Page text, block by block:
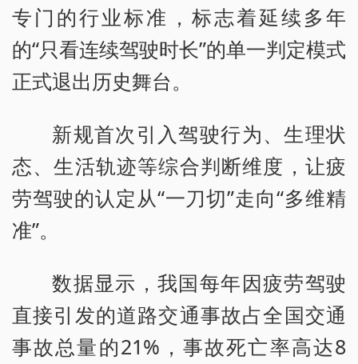
专门的行业标准，标志着延续多年
的“只看连续驾驶时长”的单一判定模式
正式退出历史舞台。
新规首次引入驾驶行为、生理状
态、生活轨迹等综合判断维度，让疲
劳驾驶的认定从“一刀切”走向“多维精
准”。
数据显示，我国每年因疲劳驾驶
直接引发的道路交通事故占全国交通
事故总量的21%，事故死亡率高达8